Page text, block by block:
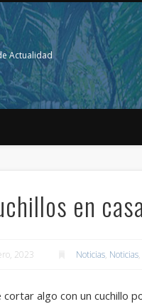
Actualidad
en casa
2023 Noticias, Noticias,
algo con un cuchillo